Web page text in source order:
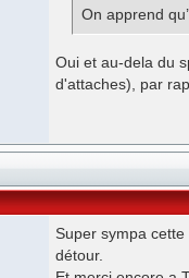
On apprend
Oui et au-dela du
d'attaches), par
Super sympa
détour.